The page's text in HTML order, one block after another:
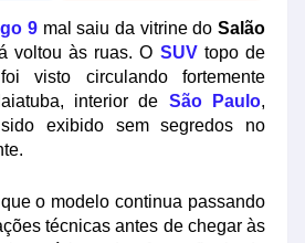
9mal saiu da vitrine doSalão
voltou às ruas. O SUVtopo de
visto circulando fortemente
interior de São Paulo,
exibido sem segredos no
o modelo continua passando
técnicas antes de chegar às